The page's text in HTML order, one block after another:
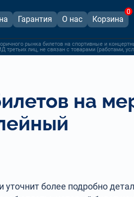
Гарантия О нас Корзина
0
рынка билетов на спортивные и
третьих лиц, не связан с товарами (работами,
на
более подробно